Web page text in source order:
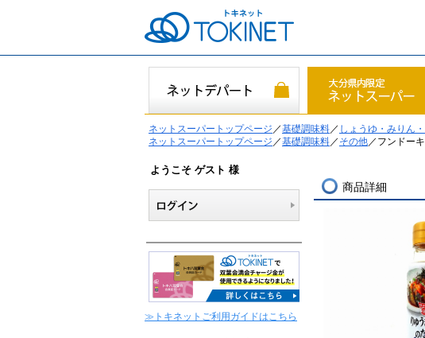
ネットスーパートップページ ／基礎調味料／ しょうゆ・みりん
ネットスーパートップページ ／基礎調味料／ その他／フンドー
商品詳細
ようこそ ゲスト 様
≫トキネットご利用ガイドはこちら